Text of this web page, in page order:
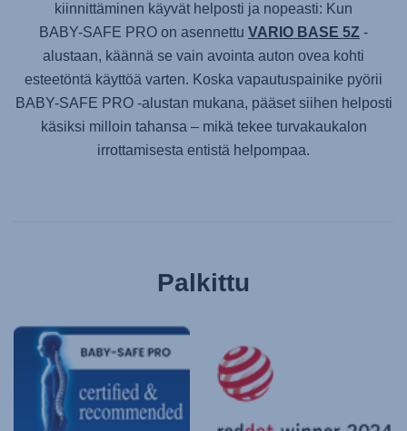
kiinnittäminen käyvät helposti ja nopeasti: Kun
BABY-SAFE PRO on asennettu VARIO BASE 5Z -
alustaan, käännä se vain avointa auton ovea kohti
esteetöntä käyttöä varten. Koska vapautuspainike pyörii
BABY-SAFE PRO-alustan mukana, pääset siihen helposti
käsiksi milloin tahansa – mikä tekee turvakaukalon
irrottamisesta entistä helpompaa.
Palkittu